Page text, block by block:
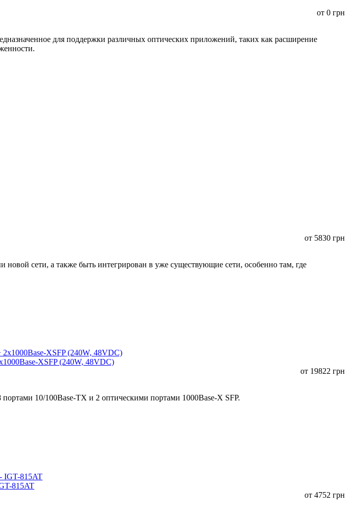
от 0 грн
для поддержки различных оптических приложений, таких как расширение
от 5830 грн
сети, а также быть интегрирован в уже существующие сети, особенно там, где
XSFP (240W, 48VDC)
от 19822 грн
10/100Base-TX и 2 оптическими портами 1000Base-X SFP.
815AT
от 4752 грн